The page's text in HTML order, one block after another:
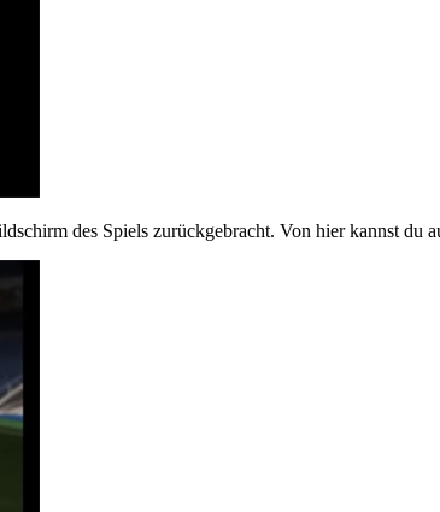
des Spiels zurückgebracht. Von hier kannst du